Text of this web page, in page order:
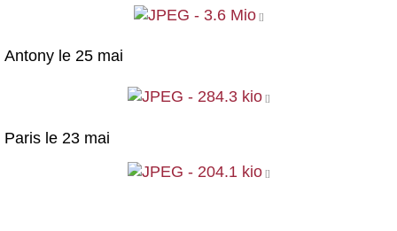
Antony le 25 mai
Paris le 23 mai